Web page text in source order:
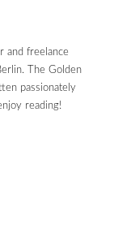
and freelance
The Golden
passionately
reading!